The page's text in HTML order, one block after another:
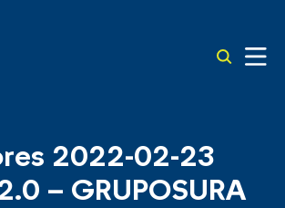
2022-02-23
– GRUPOSURA